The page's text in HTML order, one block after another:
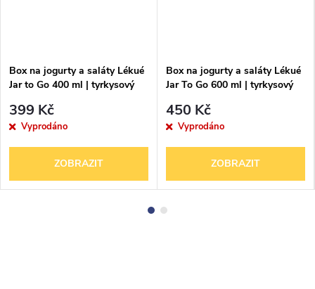
Box na jogurty a saláty Lékué
Jar to Go 400 ml | tyrkysový
399 Kč
Vyprodáno
ZOBRAZIT
Box na jogurty a saláty Lékué
Jar To Go 600 ml | tyrkysový
450 Kč
Vyprodáno
ZOBRAZIT